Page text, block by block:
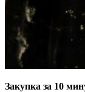
Закупка за 10